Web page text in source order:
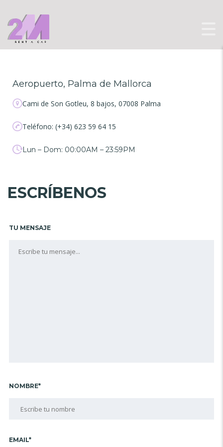
Aeropuerto, Palma de Mallorca
Cami de Son Gotleu, 8 bajos, 07008 Palma
Teléfono: (+34) 623 59 64 15
Lun – Dom: 00:00AM – 23:59PM
ESCRÍBENOS
TU MENSAJE
NOMBRE*
EMAIL*